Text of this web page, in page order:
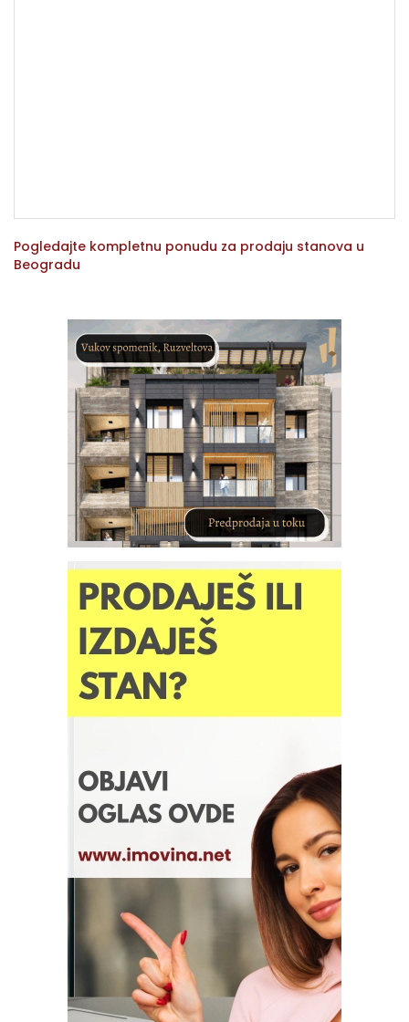
Pogledajte kompletnu ponudu za prodaju stanova u
Beogradu